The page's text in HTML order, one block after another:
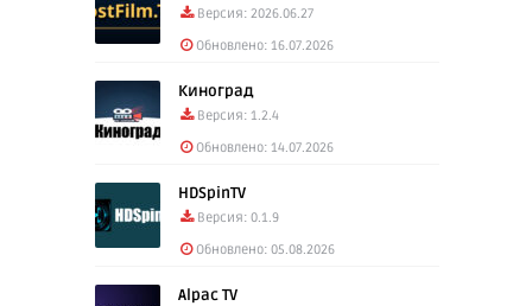
Версия: 2026.06.27
Обновлено: 16.07.2026
Киноград
Версия: 1.2.4
Обновлено: 14.07.2026
HDSpinTV
Версия: 0.1.9
Обновлено: 05.08.2026
Alpac TV